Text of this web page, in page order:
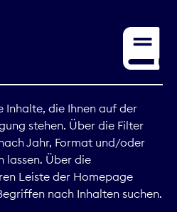
Inhalte, die Ihnen auf der
stehen. Über die Filter
Jahr, Format und/oder
lassen. Über die
Leiste der Homepage
nach Inhalten suchen.